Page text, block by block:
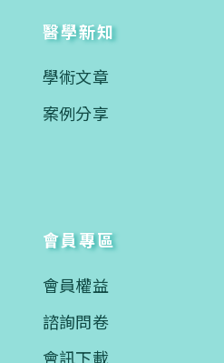
醫學新知
學術文章
案例分享
會員專區
會員權益
諮詢問卷
會訊下載